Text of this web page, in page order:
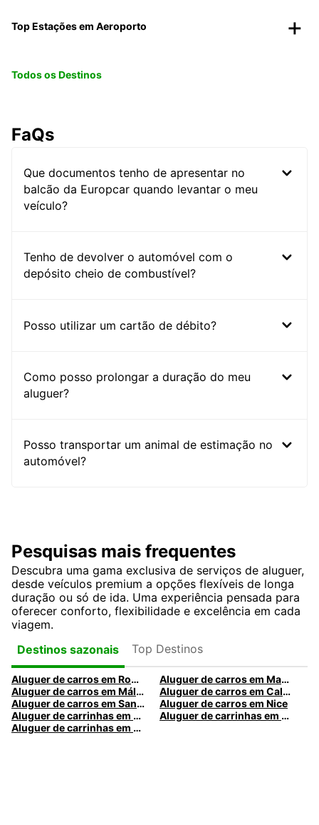
Top Estações em Aeroporto
Todos os Destinos
FaQs
Que documentos tenho de apresentar no
balcão da Europcar quando levantar o meu
veículo?
Tenho de devolver o automóvel com o
depósito cheio de combustível?
Posso utilizar um cartão de débito?
Como posso prolongar a duração do meu
aluguer?
Posso transportar um animal de estimação no
automóvel?
Pesquisas mais frequentes
Descubra uma gama exclusiva de serviços de aluguer,
desde veículos premium a opções flexíveis de longa
duração ou só de ida. Uma experiência pensada para
oferecer conforto, flexibilidade e excelência em cada
viagem.
Destinos sazonais
Top Destinos
Aluguer de carros em Roma
Aluguer de carros em Madrid
Aluguer de carros em Málaga
Aluguer de carros em Caldas da Rainha
Aluguer de carros em Santa Maria da Feira
Aluguer de carros em Nice
Aluguer de carrinhas em Nice
Aluguer de carrinhas em Santa Maria da Feira
Aluguer de carrinhas em Caldas da Rainha